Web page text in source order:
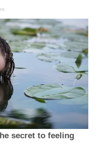
secret to feeling